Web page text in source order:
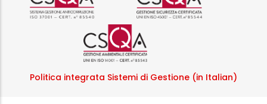
Logo certificazione ISO
Politica integrata Sistemi di Gestione (in Italian)